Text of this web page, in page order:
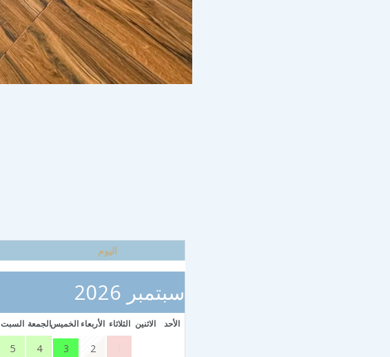
اليوم
سبتمبر 2026
الأحد الاثنين الثلاثاء الأربعاء الخميسالجمعة السبت
1
2
3
4
5